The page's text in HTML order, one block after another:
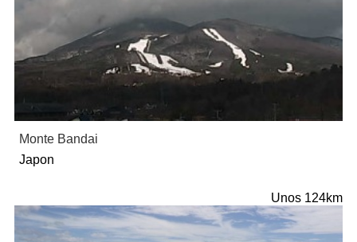
Monte Bandai
Japon
Unos 124km